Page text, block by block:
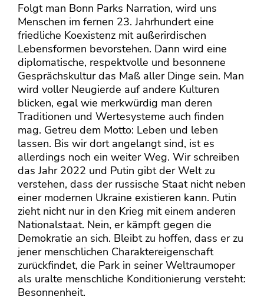
Folgt man Bonn Parks Narration, wird uns
Menschen im fernen 23. Jahrhundert eine
friedliche Koexistenz mit außerirdischen
Lebensformen bevorstehen. Dann wird eine
diplomatische, respektvolle und besonnene
Gesprächskultur das Maß aller Dinge sein. Man
wird voller Neugierde auf andere Kulturen
blicken, egal wie merkwürdig man deren
Traditionen und Wertesysteme auch finden
mag. Getreu dem Motto: Leben und leben
lassen. Bis wir dort angelangt sind, ist es
allerdings noch ein weiter Weg. Wir schreiben
das Jahr 2022 und Putin gibt der Welt zu
verstehen, dass der russische Staat nicht neben
einer modernen Ukraine existieren kann. Putin
zieht nicht nur in den Krieg mit einem anderen
Nationalstaat. Nein, er kämpft gegen die
Demokratie an sich. Bleibt zu hoffen, dass er zu
jener menschlichen Charaktereigenschaft
zurückfindet, die Park in seiner Weltraumoper
als uralte menschliche Konditionierung versteht:
Besonnenheit.